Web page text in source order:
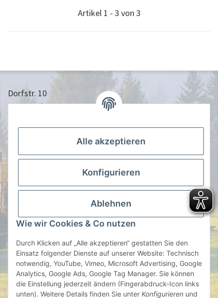
Alle akzeptieren
Konfigurieren
Ablehnen
Wie wir Cookies & Co nutzen
Durch Klicken auf „Alle akzeptieren“ gestatten Sie den
Einsatz folgender Dienste auf unserer Website: Technisch
notwendig, YouTube, Vimeo, Microsoft Advertising, Google
Analytics, Google Ads, Google Tag Manager. Sie können
die Einstellung jederzeit ändern (Fingerabdruck-Icon links
unten). Weitere Details finden Sie unter Konfigurieren und
Artikel 1 - 3 von 3
Dorfstr. 10
24613 Aukrug
Gesetzliche Informationen
Information
oder auf Rechnung | Vorauskasse
* Alle Preise inkl. gesetzlicher USt., zzgl.Versand